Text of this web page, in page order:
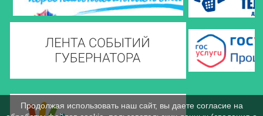
Продолжая использовать наш сайт, вы даете согласие на